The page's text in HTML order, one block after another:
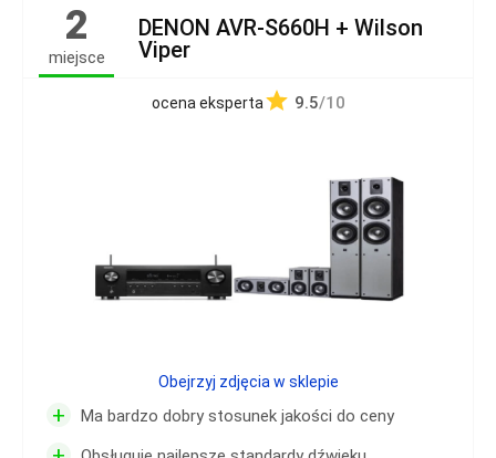
2
miejsce
DENON AVR-S660H + Wilson
Viper
ocena eksperta 9.5/10
+ Ma bardzo dobry stosunek jakości do ceny
Obejrzyj zdjęcia w sklepie